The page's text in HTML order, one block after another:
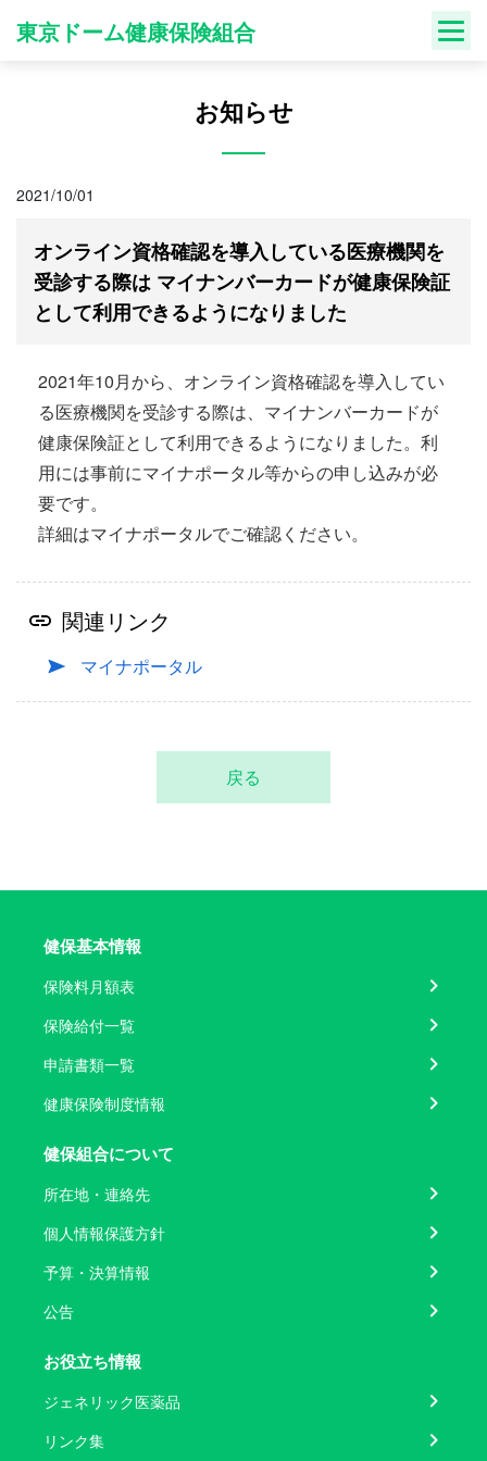
東京ドーム健康保険組合
お知らせ
2021/10/01
オンライン資格確認を導入している医療機関を
受診する際は マイナンバーカードが健康保険証
として利用できるようになりました
2021年10月から、オンライン資格確認を導入してい
る医療機関を受診する際は、マイナンバーカードが
健康保険証として利用できるようになりました。利
用には事前にマイナポータル等からの申し込みが必
要です。
詳細はマイナポータルでご確認ください。
関連リンク
マイナポータル
戻る
健保基本情報
保険料月額表
保険給付一覧
申請書類一覧
健康保険制度情報
健保組合について
所在地・連絡先
個人情報保護方針
予算・決算情報
公告
お役立ち情報
ジェネリック医薬品
リンク集